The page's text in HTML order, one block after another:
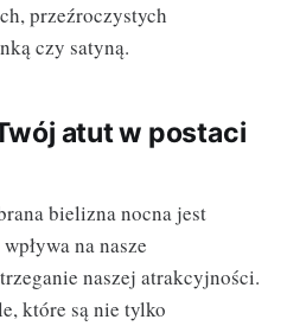
przeźroczystych
czy satyną.
atut w postaci
bielizna nocna jest
na nasze
naszej atrakcyjności.
które są nie tylko